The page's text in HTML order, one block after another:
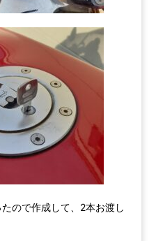
ので作成して、2本お渡し